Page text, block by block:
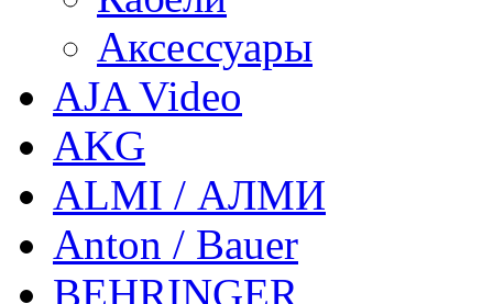
Аксессуары
AJA Video
AKG
ALMI / АЛМИ
Anton / Bauer
BEHRINGER